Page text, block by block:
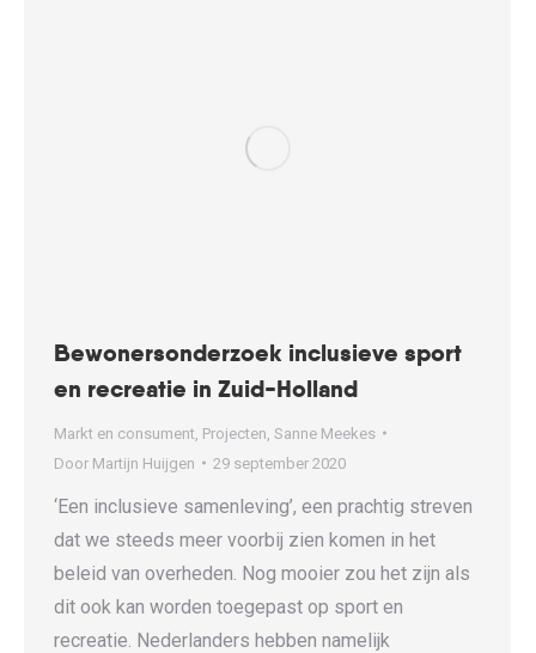
Bewonersonderzoek inclusieve sport
en recreatie in Zuid-Holland
Markt en consument Projecten Sanne Meekes
Door Martijn Huijgen 29 september 2020
‘Een inclusieve samenleving’, een prachtig streven
dat we steeds meer voorbij zien komen in het
beleid van overheden. Nog mooier zou het zijn als
dit ook kan worden toegepast op sport en
recreatie. Nederlanders hebben namelijk